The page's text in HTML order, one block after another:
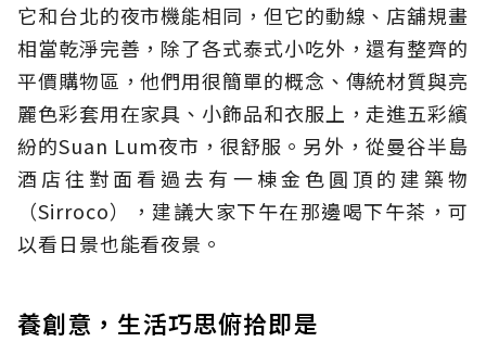
它和台北的夜市機能相同，但它的動線、店舖規畫
相當乾淨完善，除了各式泰式小吃外，還有整齊的
平價購物區，他們用很簡單的概念、傳統材質與亮
麗色彩套用在家具、小飾品和衣服上，走進五彩繽
紛的Suan Lum夜市，很舒服。另外，從曼谷半島
酒店往對面看過去有一棟金色圓頂的建築物
（Sirroco），建議大家下午在那邊喝下午茶，可
以看日景也能看夜景。
養創意，生活巧思俯拾即是